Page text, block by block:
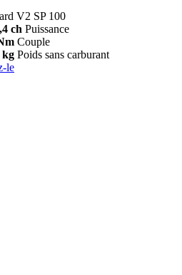
V2 SP 100
ch Puissance
Couple
kg Poids sans carburant
le